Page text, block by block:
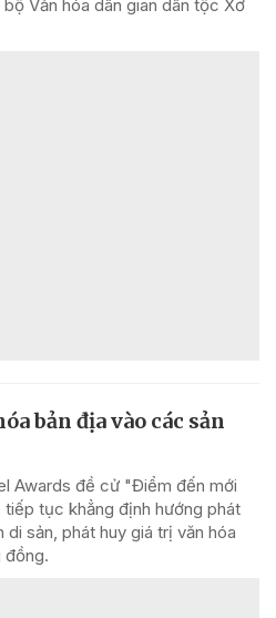
Văn hóa dân gian dân tộc Xơ
bản địa vào các sản
Awards đề cử "Điểm đến mới
tiếp tục khẳng định hướng phát
sản, phát huy giá trị văn hóa
đồng.